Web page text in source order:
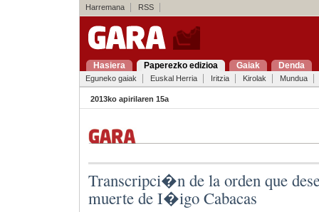
Harremana RSS
Hasiera Paperezko edizioa Gaiak Denda
Eguneko gaiak Euskal Herria Iritzia Kirolak Mundua
2013ko apirilaren 15a
Transcripci�n de la orden que
muerte de I�igo Cabacas